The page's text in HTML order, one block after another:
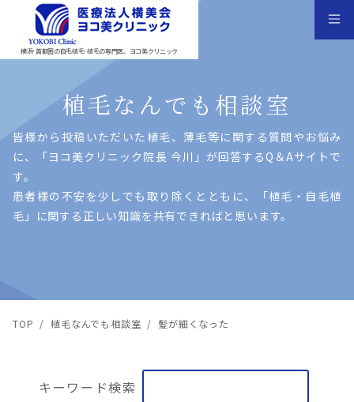
横浜･首都圏の自毛植毛･植毛の専門医、ヨコ美クリニック
植毛なんでも相談室
皆様から投稿いただいた植⽑、薄⽑等に関する質問やお悩み
に、「ヨコ美クリニック院⻑ 今川」が回答するQ＆Aサイトで
す。
患者様の不安を少しでも取り除くとともに、「植⽑・⾃⽑植
⽑」に関する正しい知識を共有できればと思います。
TOP / 植毛なんでも相談室 / 髪が細くなった
キーワード検索